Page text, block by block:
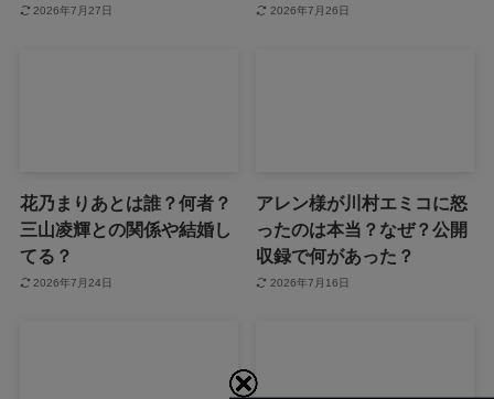
2026年7月27日 2026年7月26日
花乃まりあとは誰？何者？
三山凌輝との関係や結婚し
てる？
2026年7月24日
アレン様が川村エミコに怒
ったのは本当？なぜ？公開
収録で何があった？
2026年7月16日